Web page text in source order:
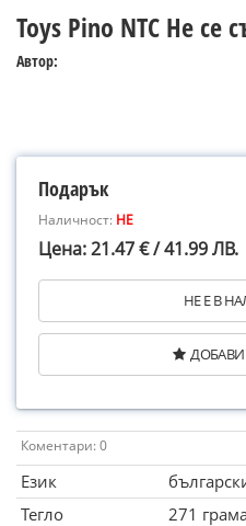
Toys Pino NTC Не се
Автор:
Подарък
Наличност: НЕ
Цена: 21.47 € / 41.99 ЛВ.
НЕ Е В
Коментари: 0
Език
Тегло
271